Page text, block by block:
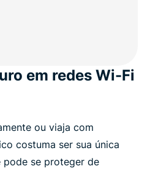
em redes Wi-Fi
ou viaja com
costuma ser sua única
pode se proteger de